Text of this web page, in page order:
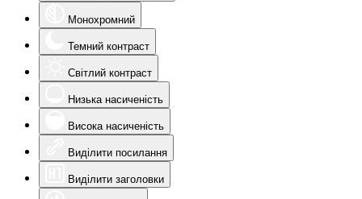
Монохромний
Темний контраст
Світлий контраст
Низька насиченість
Висока насиченість
Виділити посилання
Виділити заголовки